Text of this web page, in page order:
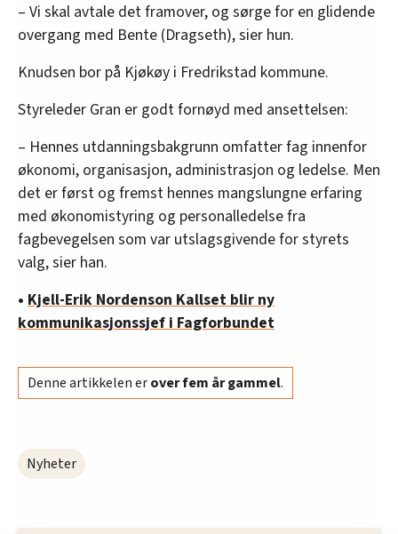
– Vi skal avtale det framover, og sørge for en glidende
overgang med Bente (Dragseth), sier hun.
Knudsen bor på Kjøkøy i Fredrikstad kommune.
Styreleder Gran er godt fornøyd med ansettelsen:
– Hennes utdanningsbakgrunn omfatter fag innenfor
økonomi, organisasjon, administrasjon og ledelse. Men
det er først og fremst hennes mangslungne erfaring
med økonomistyring og personalledelse fra
fagbevegelsen som var utslagsgivende for styrets
valg, sier han.
• Kjell-Erik Nordenson Kallset blir ny
kommunikasjonssjef i Fagforbundet
Denne artikkelen erover fem år gammel.
Nyheter